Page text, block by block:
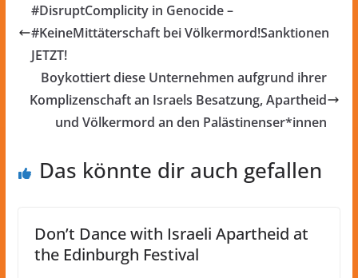
#DisruptComplicity in Genocide –
#KeineMittäterschaft bei Völkermord!Sanktionen
JETZT!
Boykottiert diese Unternehmen aufgrund ihrer
Komplizenschaft an Israels Besatzung, Apartheid
und Völkermord an den Palästinenser*innen
Das könnte dir auch gefallen
Don’t Dance with Israeli Apartheid at
the Edinburgh Festival